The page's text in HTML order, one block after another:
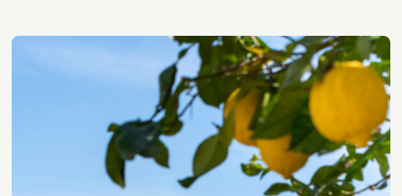
propos
Contact